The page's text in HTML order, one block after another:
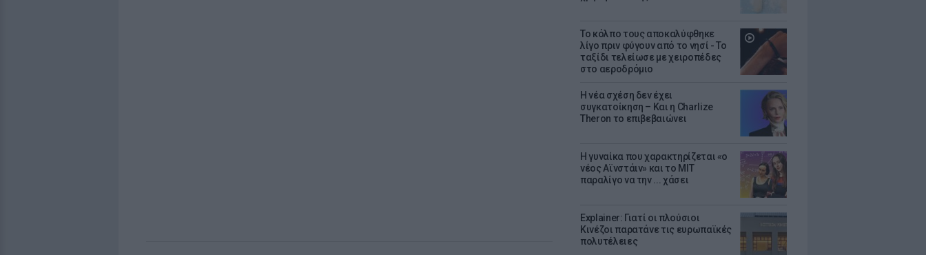
Το κόλπο τους αποκαλύφθηκε
λίγο πριν φύγουν από το νησί - Το
ταξίδι τελείωσε με χειροπέδες
στο αεροδρόμιο
Η νέα σχέση δεν έχει
συγκατοίκηση – Και η Charlize
Theron το επιβεβαιώνει
Η γυναίκα που χαρακτηρίζεται «ο
νέος Αϊνστάιν» και το MIT
παραλίγο να την ... χάσει
Explainer: Γιατί οι πλούσιοι
Κινέζοι παρατάνε τις ευρωπαϊκές
πολυτέλειες